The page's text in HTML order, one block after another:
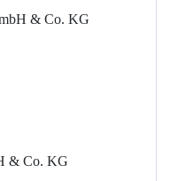
& Co. KG
& Co. KG